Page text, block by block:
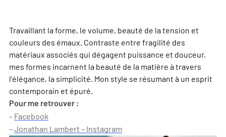
Travaillant la forme, le volume, beauté de la tension et
couleurs des émaux. Contraste entre fragilité des
matériaux associés qui dégagent puissance et douceur,
mes formes incarnent la beauté de la matière à travers
l’élégance, la simplicité. Mon style se résumant à un esprit
contemporain et épuré.
Pour me retrouver :
– Facebook
–Jonathan Lambert – Instagram